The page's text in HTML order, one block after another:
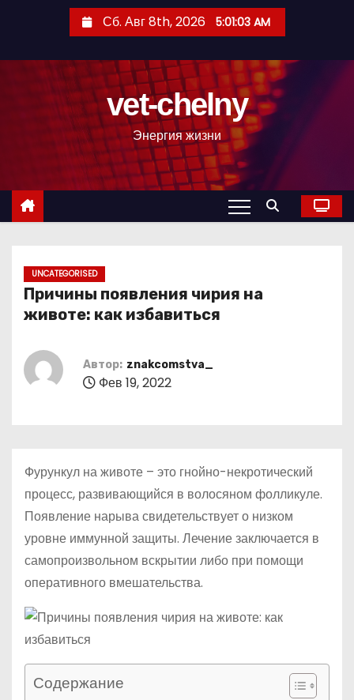
с
Сб. Авг 8th, 2026 5:01:04 AM
vet-chelny
Энергия жизни
UNCATEGORISED
Причины появления чирия на
животе: как избавиться
Автор: znakcomstva_
Фев 19, 2022
Фурункул на животе – это гнойно-некротический
процесс, развивающийся в волосяном фолликуле.
Появление нарыва свидетельствует о низком
уровне иммунной защиты. Лечение заключается в
самопроизвольном вскрытии либо при помощи
оперативного вмешательства.
Содержание